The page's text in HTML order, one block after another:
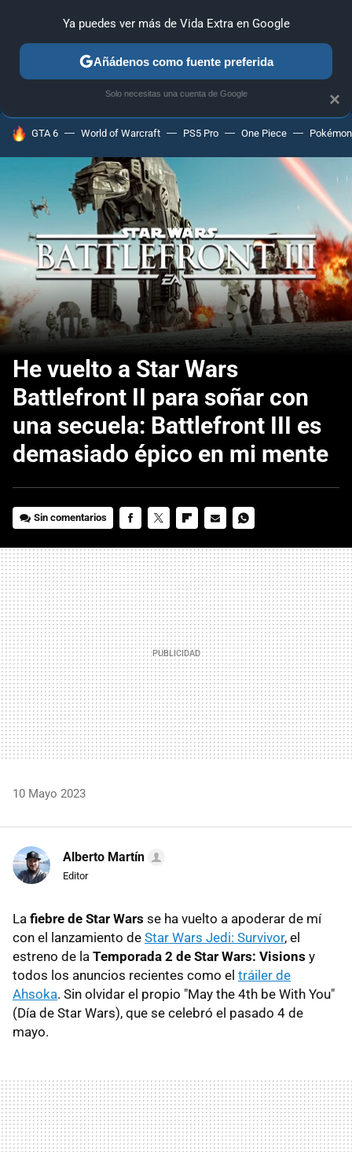
ANÁLISIS GUÍAS Y TRUCOS PC SONY NINTENDO
HOY SE HABLA DE
GTA 6 World of Warcraft PS5 Pro One Piece Pokémon
He vuelto a Star Wars
Battlefront II para soñar con
una secuela: Battlefront III es
demasiado épico en mi mente
Sin comentarios
MAIL
10 Mayo 2023
Alberto Martín
Editor
La fiebre de Star Wars se ha vuelto a apoderar de mí
con el lanzamiento de Star Wars Jedi: Survivor, el
estreno de la Temporada 2 de Star Wars: Visions y
todos los anuncios recientes como el tráiler de
Ahsoka. Sin olvidar el propio "May the 4th be With You"
(Día de Star Wars), que se celebró el pasado 4 de
mayo.
×
Ya puedes ver más de Vida Extra en Google
Añádenos como fuente preferida
Solo necesitas una cuenta de Google